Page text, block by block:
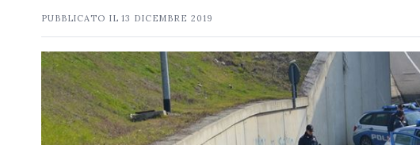
PUBBLICATO IL13 DICEMBRE 2019